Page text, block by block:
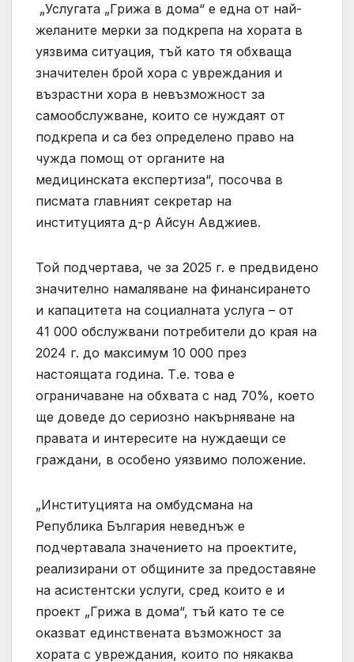
„Услугата „Грижа в дома“ е една от най-
желаните мерки за подкрепа на хората в
уязвима ситуация, тъй като тя обхваща
значителен брой хора с увреждания и
възрастни хора в невъзможност за
самообслужване, които се нуждаят от
подкрепа и са без определено право на
чужда помощ от органите на
медицинската експертиза“, посочва в
писмата главният секретар на
институцията д-р Айсун Авджиев.
Той подчертава, че за 2025 г. е предвидено
значително намаляване на финансирането
и капацитета на социалната услуга – от
41 000 обслужвани потребители до края на
2024 г. до максимум 10 000 през
настоящата година. Т.е. това е
ограничаване на обхвата с над 70%, което
ще доведе до сериозно накърняване на
правата и интересите на нуждаещи се
граждани, в особено уязвимо положение.
„Институцията на омбудсмана на
Република България неведнъж е
подчертавала значението на проектите,
реализирани от общините за предоставяне
на асистентски услуги, сред които е и
проект „Грижа в дома“, тъй като те се
оказват единствената възможност за
хората с увреждания, които по някаква